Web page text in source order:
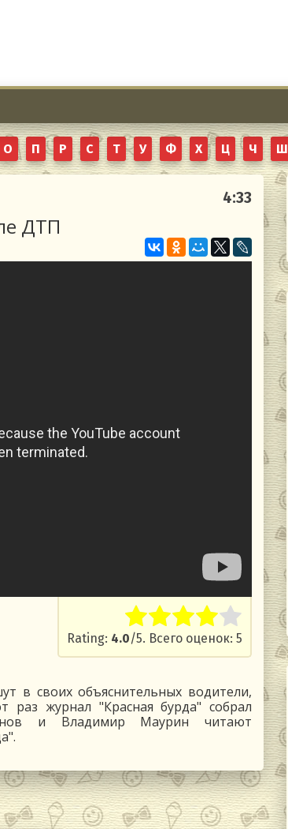
О П Р С Т У Ф Х Ц Ч Ш
4:33
ДТП
Rate this item:
Submit Rating
Rating: 4.0/5. Всего оценок: 5
в своих объяснительных водители,
журнал "Красная бурда" собрал
и Владимир Маурин читают